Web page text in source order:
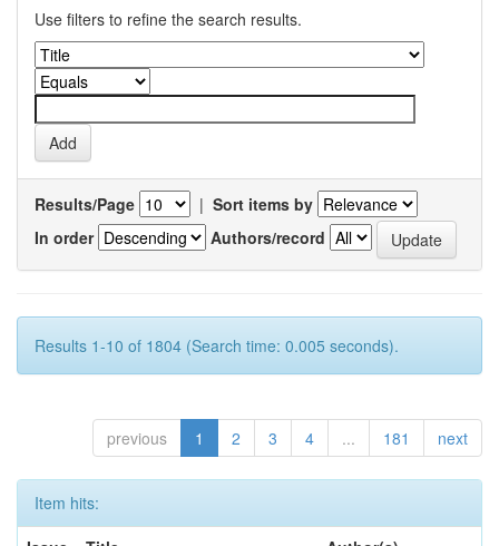
Use filters to refine the search results.
Results/Page | Sort items by
In order
Authors/record
Results 1-10 of 1804 (Search time: 0.005 seconds).
previous 1 2 3 4 ... 181 next
Item hits: